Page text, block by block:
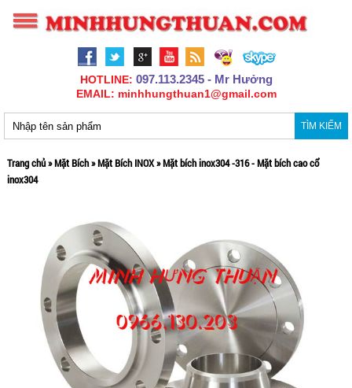
HOTLINE: 097.113.2345 - Mr Hưởng
EMAIL: minhhungthuan1@gmail.com
TÌM KIẾM
Trang chủ»Mặt Bích»Mặt Bích INOX»Mặt bích inox304 -316 - Mặt bích cao cổ
inox304